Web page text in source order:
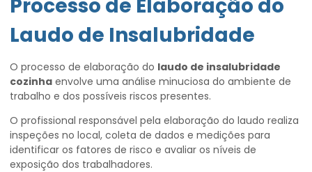
Processo de Elaboração do
Laudo de Insalubridade
O processo de elaboração do laudo de insalubridade
cozinha envolve uma análise minuciosa do ambiente de
trabalho e dos possíveis riscos presentes.
O profissional responsável pela elaboração do laudo realiza
inspeções no local, coleta de dados e medições para
identificar os fatores de risco e avaliar os níveis de
exposição dos trabalhadores.